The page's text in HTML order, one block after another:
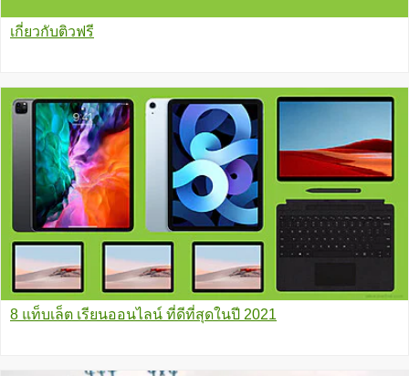
เกี่ยวกับติวฟรี
8 แท็บเล็ต เรียนออนไลน์ ที่ดีที่สุดในปี 2021